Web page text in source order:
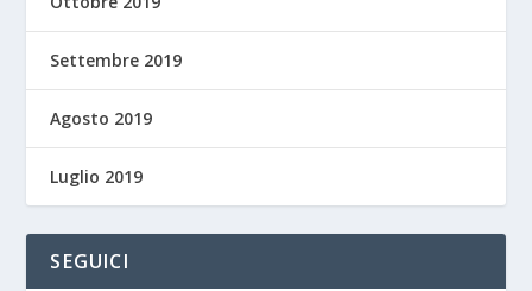
Settembre 2019
Agosto 2019
Luglio 2019
SEGUICI